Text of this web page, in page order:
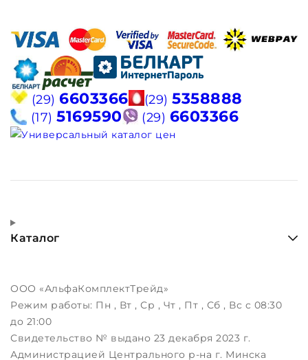
(29) 6603366 (29) 5358888
(17) 5169590 (29) 6603366
Каталог
ООО «АльфаКомплектТрейд»
Режим работы: Пн , Вт , Ср , Чт , Пт , Сб , Вс c 08:30
до 21:00
Свидетельство № выдано 23 декабря 2023 г.
Администрацией Центрального р-на г. Минска